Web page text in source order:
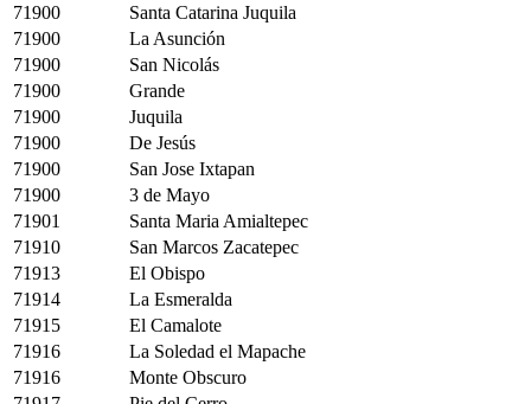
71900
Santa Catarina Juquila
71900
La Asunción
71900
San Nicolás
71900
Grande
71900
Juquila
71900
De Jesús
71900
San Jose Ixtapan
71900
3 de Mayo
71901
Santa Maria Amialtepec
71910
San Marcos Zacatepec
71913
El Obispo
71914
La Esmeralda
71915
El Camalote
71916
La Soledad el Mapache
71916
Monte Obscuro